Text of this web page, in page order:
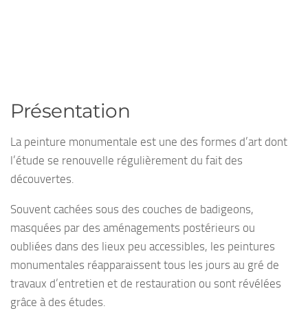
Présentation
La peinture monumentale est une des formes d’art dont
l’étude se renouvelle régulièrement du fait des
découvertes.
Souvent cachées sous des couches de badigeons,
masquées par des aménagements postérieurs ou
oubliées dans des lieux peu accessibles, les peintures
monumentales réapparaissent tous les jours au gré de
travaux d’entretien et de restauration ou sont révélées
grâce à des études.